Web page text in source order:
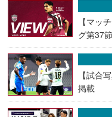
【マッ
グ第37
【試合
掲載